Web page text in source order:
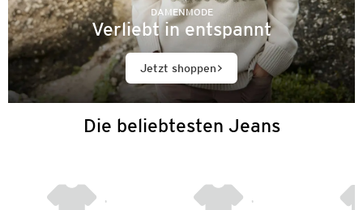
DAMENMODE
Verliebt in entspannt
Jetzt shoppen
Die beliebtesten Jeans